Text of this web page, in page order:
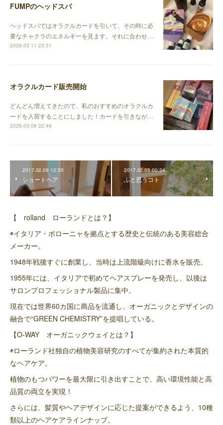
FUMPのヘッドスパ
ヘッドスパではオラクルカードを引いて、その時に必
要なチャクラのエネルギーを見ます。それに合わせ…
2026.03.11 23:31
オラクルカード販売開始
どんどん増えてきたので、私のおすすめのオラクルカ
ードを入荷することにしました！カードを引きなが…
2026.03.08 22:46
2017.02.09 12:35
ショートヘア
2017.02.05 00:34
ふと思うコト
【 rolland ローランドとは？】
◉イタリア・ボローニャを拠点とする歴史と伝統のある美容総合
メーカー。
1948年戦後すぐに創業し、当時は上流階級向けに香水を販売。
1955年には、イタリアで初めてヘアスプレーを発売し、以後は
サロンプロフェッショナル製品に集中。
現在では世界60カ国に商品を流通し、オーガニックとデザインの
融合で“GREEN CHEMISTRY”を提唱している。
【O-WAY オーガニックウェイとは？】
◉ローランド社独自の植物美容研究のすべてが集約された本質的
なヘアケア。
植物のもつパワーを最大限に引き出すことで、高い環境性能と高
品質の両立を実現！
さらには、髪質やヘアデザインに応じた提案ができるよう、10種
類以上のヘアケアラインナップ。